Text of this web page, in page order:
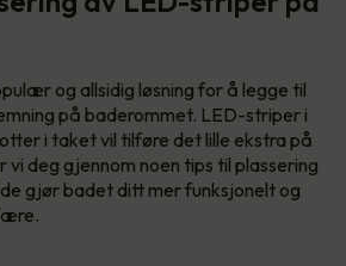
og allsidig løsning for å legge til
på baderommet. LED-striper i
i taket vil tilføre det lille ekstra på
deg gjennom noen tips til plassering
gjør badet ditt mer funksjonelt og